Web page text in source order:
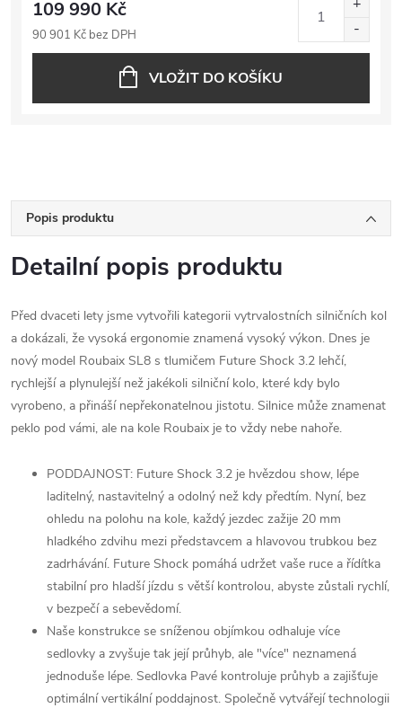
109 990 Kč
90 901 Kč bez DPH
VLOŽIT DO KOŠÍKU
Popis produktu
Detailní popis produktu
Před dvaceti lety jsme vytvořili kategorii vytrvalostních silničních kol
a dokázali, že vysoká ergonomie znamená vysoký výkon. Dnes je
nový model Roubaix SL8 s tlumičem Future Shock 3.2 lehčí,
rychlejší a plynulejší než jakékoli silniční kolo, které kdy bylo
vyrobeno, a přináší nepřekonatelnou jistotu. Silnice může znamenat
peklo pod vámi, ale na kole Roubaix je to vždy nebe nahoře.
PODDAJNOST: Future Shock 3.2 je hvězdou show, lépe
laditelný, nastavitelný a odolný než kdy předtím. Nyní, bez
ohledu na polohu na kole, každý jezdec zažije 20 mm
hladkého zdvihu mezi představcem a hlavovou trubkou bez
zadrhávání. Future Shock pomáhá udržet vaše ruce a řídítka
stabilní pro hladší jízdu s větší kontrolou, abyste zůstali rychlí,
v bezpečí a sebevědomí.
Naše konstrukce se sníženou objímkou odhaluje více
sedlovky a zvyšuje tak její průhyb, ale "více" neznamená
jednoduše lépe. Sedlovka Pavé kontroluje průhyb a zajišťuje
optimální vertikální poddajnost. Společně vytvářejí technologii